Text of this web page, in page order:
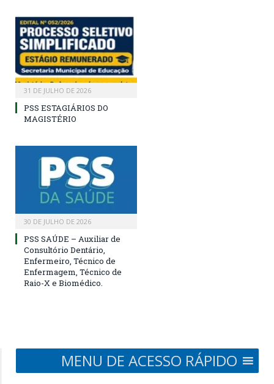
31 DE JULHO DE 2026
PSS ESTAGIÁRIOS DO
MAGISTÉRIO
30 DE JULHO DE 2026
PSS SAÚDE – Auxiliar de
Consultório Dentário,
Enfermeiro, Técnico de
Enfermagem, Técnico de
Raio-X e Biomédico.
MENU DE ACESSO RÁPIDO